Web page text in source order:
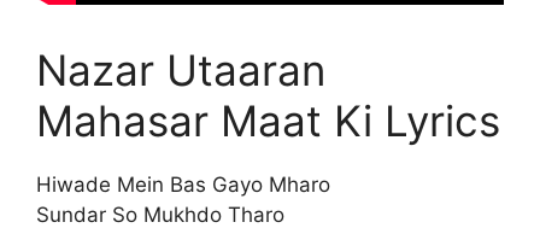
Nazar Utaaran
Mahasar Maat Ki Lyrics
Hiwade Mein Bas Gayo Mharo
Sundar So Mukhdo Tharo